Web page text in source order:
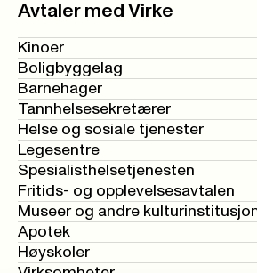
Avtaler med Virke
Kinoer
Boligbyggelag
Barnehager
Tannhelsesekretærer
Helse og sosiale tjenester
Legesentre
Spesialisthelsetjenesten
Fritids- og opplevelsesavtalen
Museer og andre
Apotek
Høyskoler